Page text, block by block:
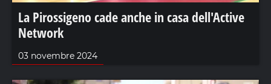
La Pirossigeno cade anche in casa dell'Active
Network
03 novembre 2024